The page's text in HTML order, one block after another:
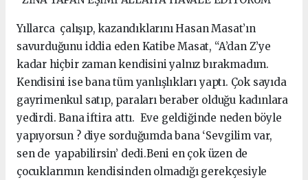
Yıllarca çalışıp, kazandıklarını Hasan Masat’ın
savurduğunu iddia eden Katibe Masat, “A’dan Z’ye
kadar hiçbir zaman kendisini yalnız bırakmadım.
Kendisini ise bana tüm yanlışlıkları yaptı. Çok sayıda
gayrimenkul satıp, paraları beraber olduğu kadınlara
yedirdi. Bana iftira attı. Eve geldiğinde neden böyle
yapıyorsun ? diye sorduğumda bana ‘Sevgilim var,
sen de yapabilirsin’ dedi.Beni en çok üzen de
çocuklarımın kendisinden olmadığı gerekçesiyle